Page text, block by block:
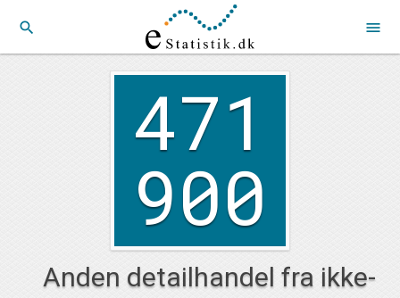
search menu
471
900
Anden detailhandel fra ikke-